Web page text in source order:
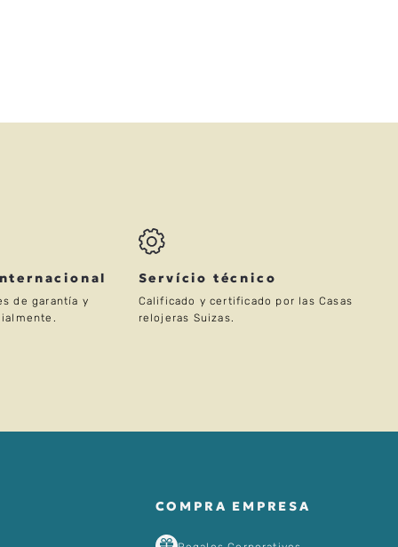
de garantía y
Servício técnico
Calificado y certificado por las Casas
relojeras Suizas.
COMPRA EMPRESA